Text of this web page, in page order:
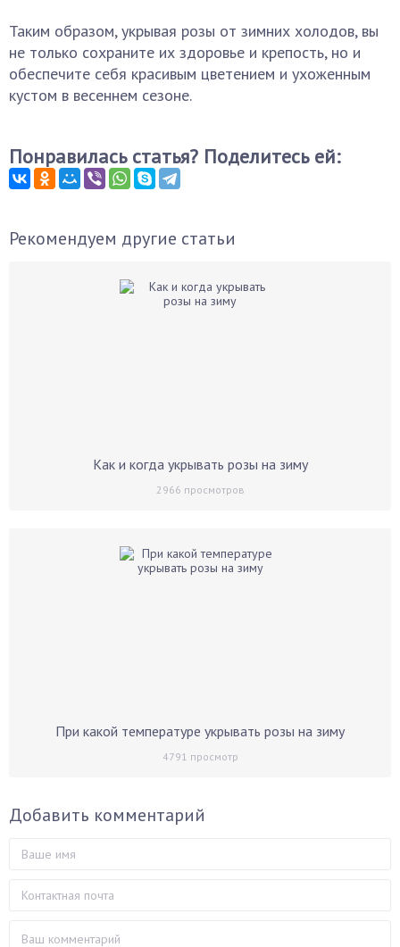
Таким образом, укрывая розы от зимних холодов, вы
не только сохраните их здоровье и крепость, но и
обеспечите себя красивым цветением и ухоженным
кустом в весеннем сезоне.
Понравилась статья? Поделитесь ей:
Рекомендуем другие статьи
Как и когда укрывать розы на зиму
2966 просмотров
При какой температуре укрывать розы на зиму
4791 просмотр
Добавить комментарий